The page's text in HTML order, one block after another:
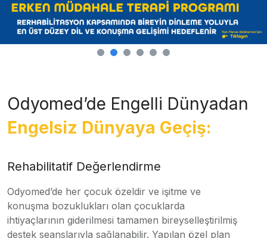
Odyomed’de Engelli Dünyadan
Engelsiz Dünyaya Geçiş:
Rehabilitatif Değerlendirme
Odyomed’de her çocuk özeldir ve işitme ve
konuşma bozuklukları olan çocuklarda
ihtiyaçlarının giderilmesi tamamen bireyselleştirilmiş
destek seanslarıyla sağlanabilir. Yapılan özel plan